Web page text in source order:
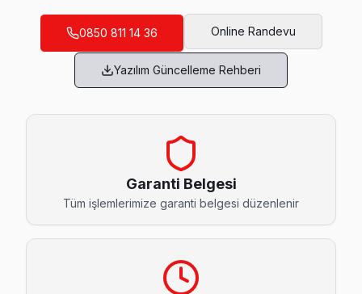
Beştelsiz Yumatu Servis
Zeytinburnu'da Beştelsiz mahallesi Yumatu TV servisi için
Yumatu Servis Merkezi →
Çırpıcı Yumatu Servis
Çırpıcı semtindeki Yumatu TV sorunları için kapıya
Zeytinburnu Yumatu Servis →
Gökalp Yumatu Servis
Yumatu marka TV'niz Gökalp'de çalışmıyorsa teknik
Kazlıçeşme Yumatu Servis
0850 811 14 36 Online Randevu
Yazılım Güncelleme Rehberi
Garanti Belgesi
Tüm işlemlerimize garanti belgesi düzenlenir